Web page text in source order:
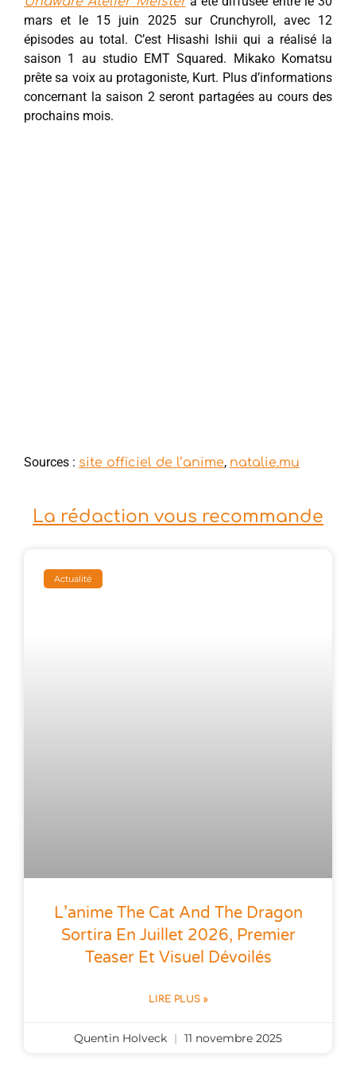
mars et le 15 juin 2025 sur Crunchyroll, avec 12
épisodes au total. C’est Hisashi Ishii qui a réalisé la
saison 1 au studio EMT Squared. Mikako Komatsu
prête sa voix au protagoniste, Kurt. Plus d’informations
concernant la saison 2 seront partagées au cours des
prochains mois.
Sources : site officiel de l’anime, natalie.mu
La rédaction vous recommande
Actualité
L’anime The Cat And The Dragon
Sortira En Juillet 2026, Premier
Teaser Et Visuel Dévoilés
LIRE PLUS »
Quentin Holveck 11 novembre 2025